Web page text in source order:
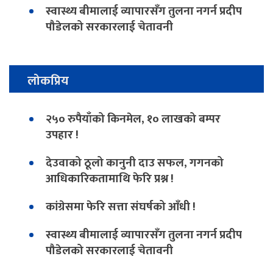
स्वास्थ्य बीमालाई व्यापारसँग तुलना नगर्न प्रदीप
पौडेलको सरकारलाई चेतावनी
लोकप्रिय
२५० रुपैयाँको किनमेल, १० लाखको बम्पर
उपहार !
देउवाको ठूलो कानुनी दाउ सफल, गगनको
आधिकारिकतामाथि फेरि प्रश्न !
कांग्रेसमा फेरि सत्ता संघर्षको आँधी !
स्वास्थ्य बीमालाई व्यापारसँग तुलना नगर्न प्रदीप
पौडेलको सरकारलाई चेतावनी